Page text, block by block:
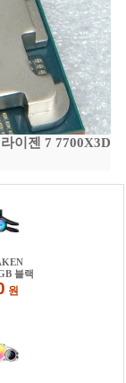
이젠 7 7700X3D